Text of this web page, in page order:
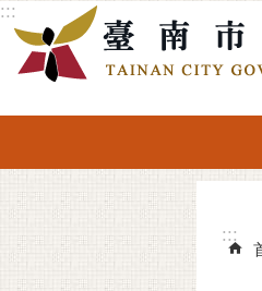
跳到主要內容區塊
:::
:::
:::